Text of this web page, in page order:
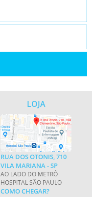
LOJA
RUA DOS OTONIS, 710
VILA MARIANA - SP
AO LADO DO METRÔ
HOSPITAL SÃO PAULO
COMO CHEGAR?